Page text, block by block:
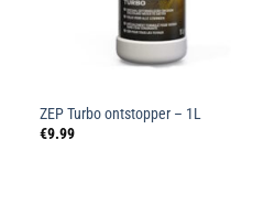
ZEP Turbo ontstopper – 1L
€9.99